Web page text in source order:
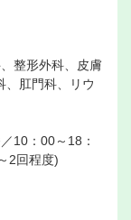
整形外科、皮膚
、肛門科、リウ
10：00～18：
2回程度)